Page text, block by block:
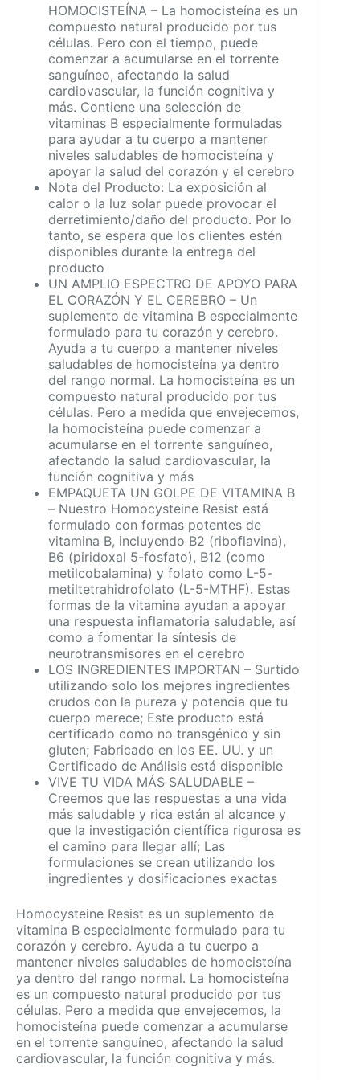
HOMOCISTEÍNA – La homocisteína es un
compuesto natural producido por tus
células. Pero con el tiempo, puede
comenzar a acumularse en el torrente
sanguíneo, afectando la salud
cardiovascular, la función cognitiva y
más. Contiene una selección de
vitaminas B especialmente formuladas
para ayudar a tu cuerpo a mantener
niveles saludables de homocisteína y
apoyar la salud del corazón y el cerebro
Nota del Producto: La exposición al
calor o la luz solar puede provocar el
derretimiento/daño del producto. Por lo
tanto, se espera que los clientes estén
disponibles durante la entrega del
producto
UN AMPLIO ESPECTRO DE APOYO PARA
EL CORAZÓN Y EL CEREBRO – Un
suplemento de vitamina B especialmente
formulado para tu corazón y cerebro.
Ayuda a tu cuerpo a mantener niveles
saludables de homocisteína ya dentro
del rango normal. La homocisteína es un
compuesto natural producido por tus
células. Pero a medida que envejecemos,
la homocisteína puede comenzar a
acumularse en el torrente sanguíneo,
afectando la salud cardiovascular, la
función cognitiva y más
EMPAQUETA UN GOLPE DE VITAMINA B
– Nuestro Homocysteine Resist está
formulado con formas potentes de
vitamina B, incluyendo B2 (riboflavina),
B6 (piridoxal 5-fosfato), B12 (como
metilcobalamina) y folato como L-5-
metiltetrahidrofolato (L-5-MTHF). Estas
formas de la vitamina ayudan a apoyar
una respuesta inflamatoria saludable, así
como a fomentar la síntesis de
neurotransmisores en el cerebro
LOS INGREDIENTES IMPORTAN – Surtido
utilizando solo los mejores ingredientes
crudos con la pureza y potencia que tu
cuerpo merece; Este producto está
certificado como no transgénico y sin
gluten; Fabricado en los EE. UU. y un
Certificado de Análisis está disponible
VIVE TU VIDA MÁS SALUDABLE –
Creemos que las respuestas a una vida
más saludable y rica están al alcance y
que la investigación científica rigurosa es
el camino para llegar allí; Las
formulaciones se crean utilizando los
ingredientes y dosificaciones exactas
Homocysteine Resist es un suplemento de
vitamina B especialmente formulado para tu
corazón y cerebro. Ayuda a tu cuerpo a
mantener niveles saludables de homocisteína
ya dentro del rango normal. La homocisteína
es un compuesto natural producido por tus
células. Pero a medida que envejecemos, la
homocisteína puede comenzar a acumularse
en el torrente sanguíneo, afectando la salud
cardiovascular, la función cognitiva y más.